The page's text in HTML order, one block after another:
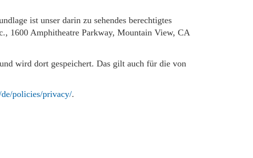
ist unser darin zu sehendes berechtigtes
1600 Amphitheatre Parkway, Mountain View, CA
wird dort gespeichert. Das gilt auch für die von
policies/privacy/.